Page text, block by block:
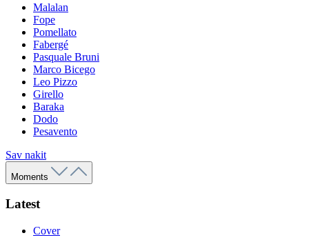
Malalan
Fope
Pomellato
Fabergé
Pasquale Bruni
Marco Bicego
Leo Pizzo
Girello
Baraka
Dodo
Pesavento
Sav nakit
Moments
Latest
Cover